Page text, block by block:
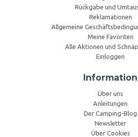
Rückgabe und
Reklamationen
Allgemeine
Meine Favoriten
Alle Aktionen und
Einloggen
Information
Über uns
Anleitungen
Der Camping-Blog
Newsletter
Über Cookies